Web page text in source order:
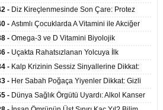
Habercisi Olabilir
- Diz Kireçlenmesinde Son Çare: Protez
İle Yaşam Kalitesi Artıyor
- Astımlı Çocuklarda A Vitamini ile Akciğer
Arasında Bağlantı Bulundu
- Omega-3 ve D Vitamini Biyolojik
Yavaşlatabilir
- Uçakta Rahatsızlanan Yolcuya İlk
Sağlık Bakanı Memişoğlu'ndan Geldi
- Kalp Krizinin Sessiz Sinyallerine Dikkat:
Göğüs Ağrısıyla Gelmiyor
- Her Sabah Poğaça Yiyenler Dikkat: Gizli
ve Yağ Yükü Kalbi ve Bağırsakları Tehdit
- Dünya Sağlık Örgütü Uyardı: Alkol Kanser